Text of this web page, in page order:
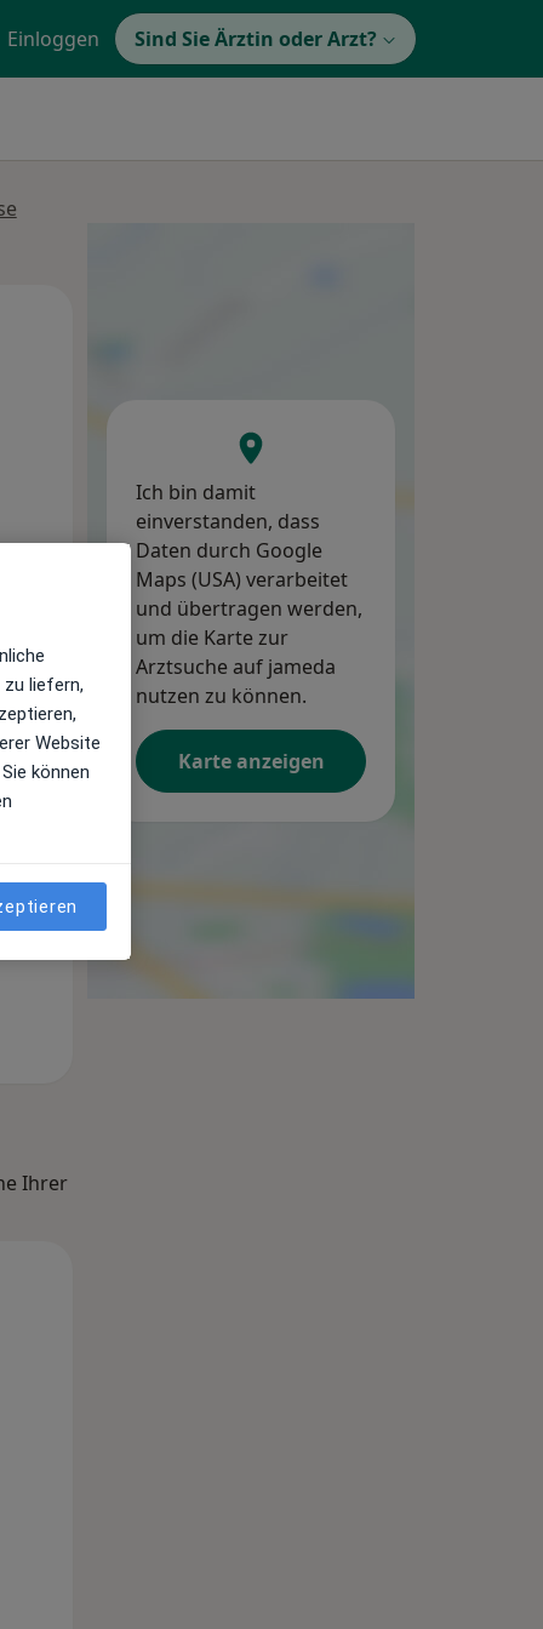
Einloggen Sind Sie Ärztin oder Arzt?
Di,
11 Aug
Mi, Do,
Ihrer
Ich bin damit
einverstanden, dass
Daten durch Google
Maps (USA) verarbeitet
und übertragen werden,
um die Karte zur
Arztsuche auf jameda
nutzen zu können.
Karte anzeigen
liefern,
Website
können